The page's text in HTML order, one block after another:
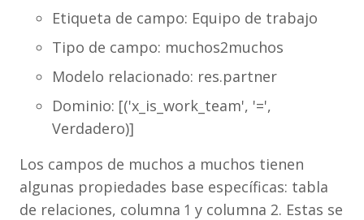
Etiqueta de campo: Equipo de trabajo
Tipo de campo: muchos2muchos
Modelo relacionado: res.partner
Dominio: [('x_is_work_team', '=',
Verdadero)]
Los campos de muchos a muchos tienen
algunas propiedades base específicas: tabla
de relaciones, columna 1 y columna 2. Estas se